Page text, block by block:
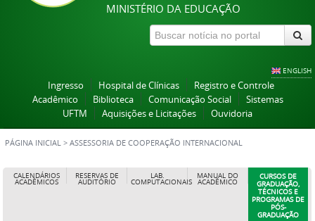
MINISTÉRIO DA EDUCAÇÃO
ENGLISH
Ingresso Hospital de Clínicas
Registro e Controle
Acadêmico
Biblioteca Comunicação Social
Sistemas
UFTM
Aquisições e Licitações Ouvidoria
PÁGINA INICIAL > ASSESSORIA DE COOPERAÇÃO INTERNACIONAL
CALENDÁRIOS
ACADÊMICOS
RESERVAS DE
AUDITÓRIO
LAB.
COMPUTACIONAIS
MANUAL DO
ACADÊMICO
CURSOS DE
GRADUAÇÃO,
TÉCNICOS E
PROGRAMAS DE
PÓS-
GRADUAÇÃO